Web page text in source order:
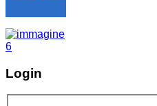
Login